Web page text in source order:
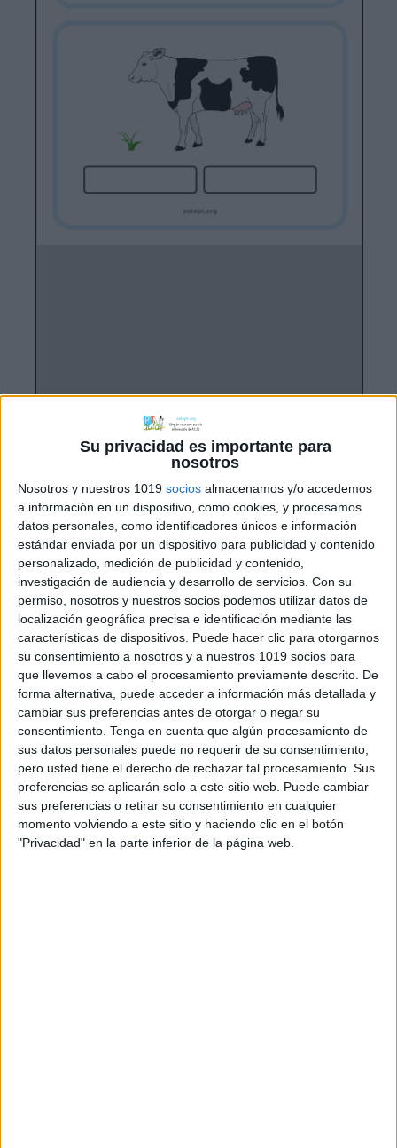
Su privacidad es importante para
nosotros
Nosotros y nuestros 1019 socios almacenamos y/o accedemos
a información en un dispositivo, como cookies, y procesamos
datos personales, como identificadores únicos e información
estándar enviada por un dispositivo para publicidad y contenido
personalizado, medición de publicidad y contenido,
investigación de audiencia y desarrollo de servicios. Con su
permiso, nosotros y nuestros socios podemos utilizar datos de
localización geográfica precisa e identificación mediante las
características de dispositivos. Puede hacer clic para otorgarnos
su consentimiento a nosotros y a nuestros 1019 socios para
que llevemos a cabo el procesamiento previamente descrito. De
forma alternativa, puede acceder a información más detallada y
cambiar sus preferencias antes de otorgar o negar su
consentimiento. Tenga en cuenta que algún procesamiento de
sus datos personales puede no requerir de su consentimiento,
pero usted tiene el derecho de rechazar tal procesamiento. Sus
preferencias se aplicarán solo a este sitio web. Puede cambiar
sus preferencias o retirar su consentimiento en cualquier
momento volviendo a este sitio y haciendo clic en el botón
"Privacidad" en la parte inferior de la página web.